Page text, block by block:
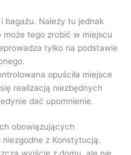
bagażu. Należy tu jednak
tego zrobić w miejscu
tylko na podstawie
opuściła miejsce
realizacją niezbędnych
dać upomnienie.
obowiązujących
z Konstytucją.